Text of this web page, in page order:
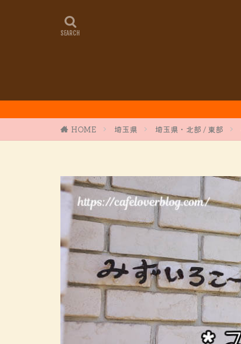
HOME 埼玉県 埼玉県・北部 / 東部